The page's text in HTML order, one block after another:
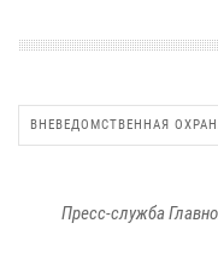
ВНЕВЕДОМСТВЕННАЯ
Пресс-служба